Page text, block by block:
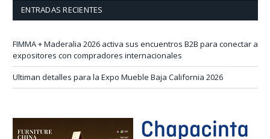
ENTRADAS RECIENTES
FIMMA + Maderalia 2026 activa sus encuentros B2B para conectar a
expositores con compradores internacionales
Ultiman detalles para la Expo Mueble Baja California 2026